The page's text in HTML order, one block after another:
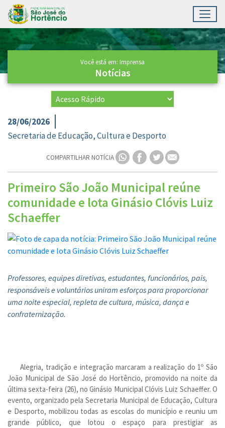
Ir para conteúdo principal
Conteúdo Principal
Você está em: Imprensa
Notícias
28/06/2026
Secretaria de Educação, Cultura e Desporto
COMPARTILHAR NOTÍCIA
Primeiro São João Municipal reúne
comunidade e lota Ginásio Clóvis Luiz
Schaeffer
Professores, equipes diretivas, estudantes, funcionários, pais,
responsáveis e voluntários uniram esforços para proporcionar
uma noite especial, repleta de cultura, música, dança e
confraternização.
Alegria, tradição e integração marcaram a realização do 1º São
João Municipal de São José do Hortêncio, promovido na noite da
última sexta-feira (26), no Ginásio Municipal Clóvis Luiz Schaeffer. O
evento, organizado pela Secretaria Municipal de Educação, Cultura
e Desporto, mobilizou todas as escolas do município e reuniu um
grande público, que lotou o espaço para prestigiar as